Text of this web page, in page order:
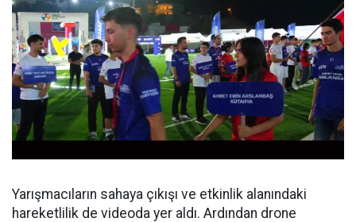
Yarışmacıların sahaya çıkışı ve etkinlik alanındaki
hareketlilik de videoda yer aldı. Ardından drone